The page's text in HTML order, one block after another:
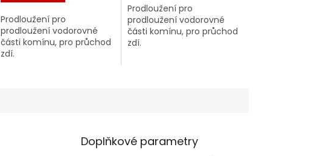
Prodloužení pro
prodloužení vodorovné
části komínu, pro průchod
zdí.
Prodloužení pro
prodloužení vodorovné
části komínu, pro průchod
zdí.
Doplňkové parametry